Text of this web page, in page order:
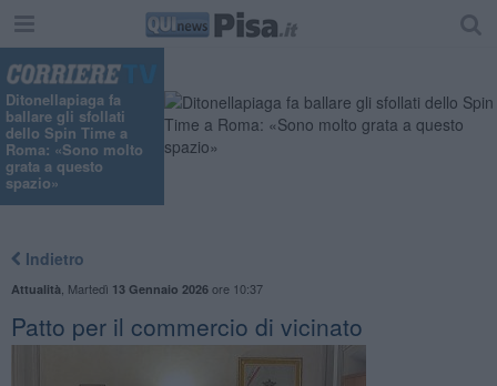
Ditonellapiaga fa
ballare gli sfollati
dello Spin Time a
Roma: «Sono molto
grata a questo
spazio»
Indietro
Attualità Martedì 13 Gennaio 2026ore 10:37
Patto per il commercio di vicinato